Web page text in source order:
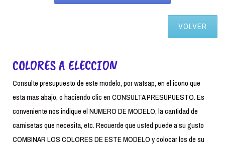
VOLVER
COLORES A ELECCION
Consulte presupuesto de este modelo, por watsap, en el icono que
esta mas abajo, o haciendo clic en CONSULTA PRESUPUESTO. Es
conveniente nos indique el NUMERO DE MODELO, la cantidad de
camisetas que necesita, etc. Recuerde que usted puede a su gusto
COMBINAR LOS COLORES DE ESTE MODELO y colocar los de su